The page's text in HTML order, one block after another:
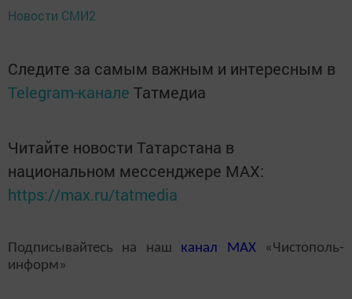
Новости СМИ2
Следите за самым важным и интересным в
Telegram-канале Татмедиа
Читайте новости Татарстана в
национальном мессенджере MАХ:
https://max.ru/tatmedia
Подписывайтесь на наш канал MAX«Чистополь-
информ»